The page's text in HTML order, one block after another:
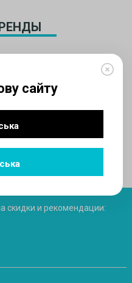
сайту
социальных сетях
скидки и рекомендации: